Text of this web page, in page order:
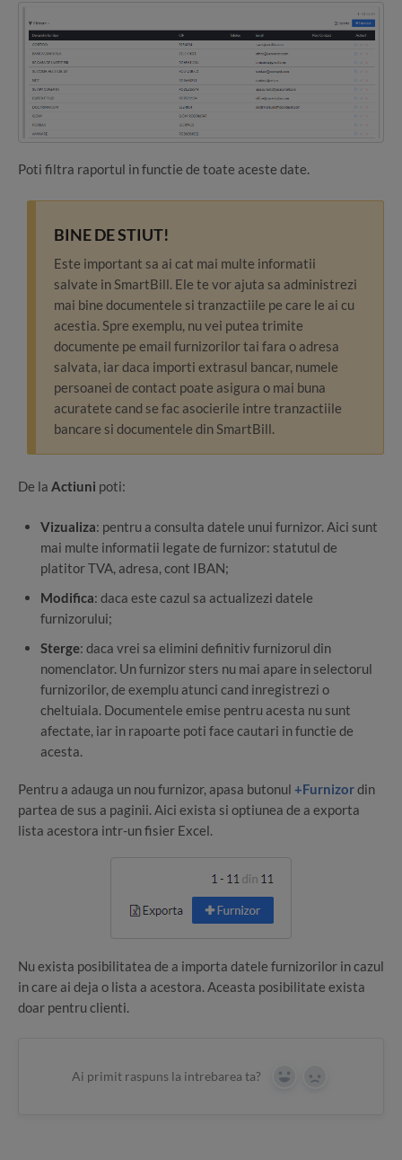
Poti filtra raportul in functie de toate aceste date.
BINE DE STIUT!
Este important sa ai cat mai multe informatii
salvate in SmartBill. Ele te vor ajuta sa administrezi
mai bine documentele si tranzactiile pe care le ai cu
acestia. Spre exemplu, nu vei putea trimite
documente pe email furnizorilor tai fara o adresa
salvata, iar daca importi extrasul bancar, numele
persoanei de contact poate asigura o mai buna
acuratete cand se fac asocierile intre tranzactiile
bancare si documentele din SmartBill.
De la Actiuni poti:
Vizualiza: pentru a consulta datele unui furnizor. Aici sunt
mai multe informatii legate de furnizor: statutul de
platitor TVA, adresa, cont IBAN;
Modifica: daca este cazul sa actualizezi datele
furnizorului;
Sterge: daca vrei sa elimini definitiv furnizorul din
nomenclator. Un furnizor sters nu mai apare in selectorul
furnizorilor, de exemplu atunci cand inregistrezi o
cheltuiala. Documentele emise pentru acesta nu sunt
afectate, iar in rapoarte poti face cautari in functie de
acesta.
Pentru a adauga un nou furnizor, apasa butonul +Furnizordin
partea de sus a paginii. Aici exista si optiunea de a exporta
lista acestora intr-un fisier Excel.
Nu exista posibilitatea de a importa datele furnizorilor in cazul
in care ai deja o lista a acestora. Aceasta posibilitate exista
doar pentru clienti.
Ai primit raspuns la intrebarea ta? Yes No